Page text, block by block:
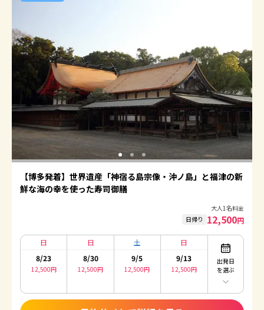
【博多発着】世界遺産「神宿る島宗像・沖ノ島」と福津の新
鮮な海の幸を使った寿司御膳
大人1名料金
日帰り 12,500円
日
8/23
12,500円
日
8/30
12,500円
土
9/5
12,500円
日
9/13
12,500円
出発日
を選ぶ